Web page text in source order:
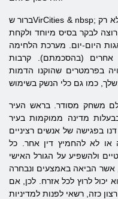
ברור שVirCities & nbsp; אתה משחק, מיקוד תשומת הלב שלהם לא רק
לבקר בסיס מיוחד ולקחת
היום-יום. מערכת הלחימה
אחרים (בהסכמתם). קרבות
בפרמטרים שהוקנו הדמות
משחק מסודר. בראש העיר
מדינה ממוקמות בעיר
בפגישה של אנשים רציניים
או לא להחמיץ דין אחר. כל
ולהשפיע על הגורל האישי
הביאה באמצעים ונבחרה
יכול לרוץ לכל אזרח. לכן, אם